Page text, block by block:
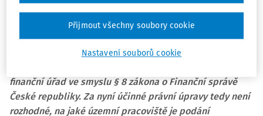
územní pracoviště (vymezená vyhláškou č.
o územních pracovištích finančních úřadů, která se
nenacházejí v jejich sídlech), místě příslušným ke
finanční úřad ve smyslu § 8 zákona o Finanční správě
České republiky. Za nyní účinné právní úpravy tedy není
rozhodné, na jaké územní pracoviště je podání
Nastavení souborů cookie
Přijmout všechny soubory cookie